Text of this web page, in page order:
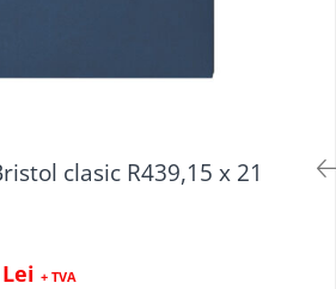
clasic R439,15 x 21
+ TVA